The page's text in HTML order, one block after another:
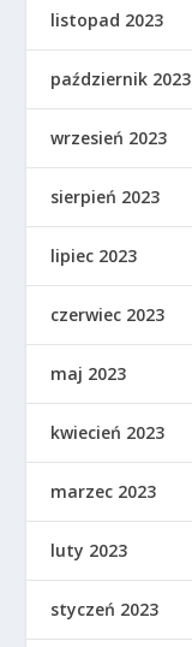
listopad 2023
październik 2023
wrzesień 2023
sierpień 2023
lipiec 2023
czerwiec 2023
maj 2023
kwiecień 2023
marzec 2023
luty 2023
styczeń 2023